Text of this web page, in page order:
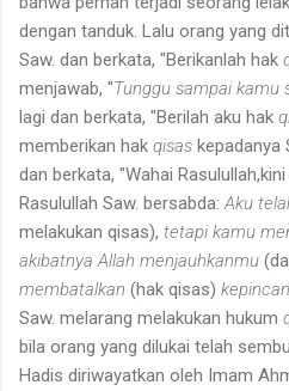
dengan tanduk. Lalu orang yang
Saw. dan berkata, "Berikanlah hak
menjawab, "Tunggu sampai kamu
lagi dan berkata, "Berilah aku hak
memberikan hak qisas kepadanya
dan berkata, "Wahai
Rasulullah Saw. bersabda: Aku
melakukan qisas), tetapi kamu
akibatnya Allah menjauhkanmu
membatalkan (hak qisas)
Saw. melarang melakukan hukum
bila orang yang dilukai telah
Hadis diriwayatkan oleh Imam